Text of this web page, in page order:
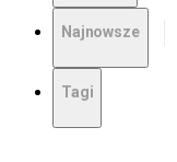
Najnowsze
Tagi